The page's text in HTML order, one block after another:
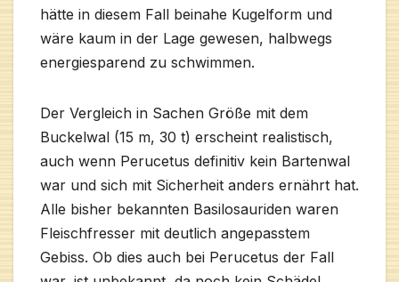
hätte in diesem Fall beinahe Kugelform und
wäre kaum in der Lage gewesen, halbwegs
energiesparend zu schwimmen.
Der Vergleich in Sachen Größe mit dem
Buckelwal (15 m, 30 t) erscheint realistisch,
auch wenn Perucetus definitiv kein Bartenwal
war und sich mit Sicherheit anders ernährt hat.
Alle bisher bekannten Basilosauriden waren
Fleischfresser mit deutlich angepasstem
Gebiss. Ob dies auch bei Perucetus der Fall